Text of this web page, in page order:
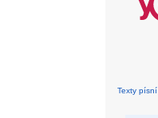
Texty písní